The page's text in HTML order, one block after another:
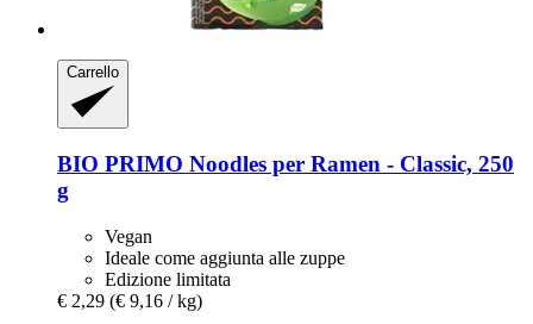
Carrello
BIO PRIMO Noodles per Ramen -​ Classic, 250
g
Vegan
Ideale come aggiunta alle zuppe
Edizione limitata
€ 2,29 (€ 9,16 / kg)